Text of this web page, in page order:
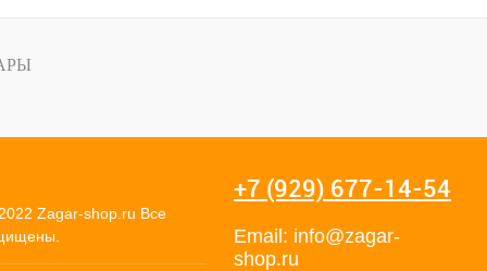
Zagar-shop.ru Все
+7 (929) 677-14-54
Email: info@zagar-
shop.ru